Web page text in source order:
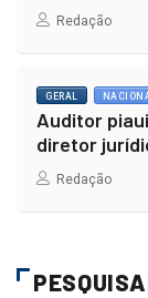
Redação
GERAL
Auditor
diretor
Redação